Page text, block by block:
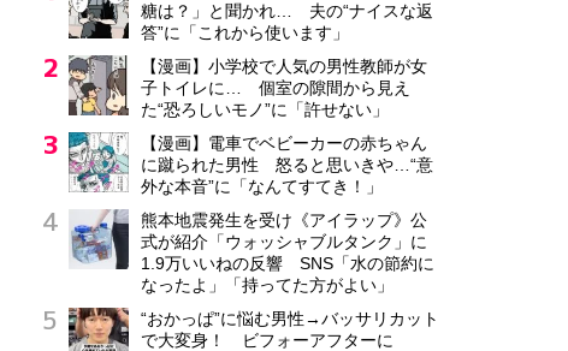
糖は？」と聞かれ… 夫の“ナイスな返
答”に「これから使います」
【漫画】小学校で人気の男性教師が女
子トイレに… 個室の隙間から見え
た“恐ろしいモノ”に「許せない」
【漫画】電車でベビーカーの赤ちゃん
に蹴られた男性 怒ると思いきや…“意
外な本音”に「なんてすてき！」
熊本地震発生を受け《アイラップ》公
式が紹介「ウォッシャブルタンク」に
1.9万いいねの反響 SNS「水の節約に
なったよ」「持ってた方がよい」
“おかっぱ”に悩む男性→バッサリカット
で大変身！ ビフォーアフターに